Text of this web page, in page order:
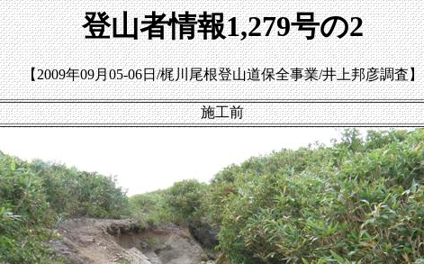
登山者情報1,279号の2
【2009年09月05-06日/梶川尾根登山道保全事業/井上邦彦調査】
施工前